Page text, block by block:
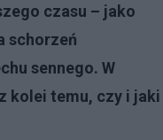
czasu – jako
schorzeń
sennego. W
kolei temu, czy i jaki